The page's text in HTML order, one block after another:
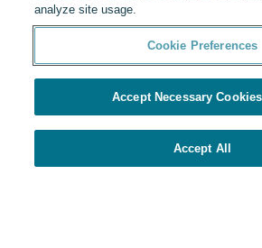
analyze site usage.
Cookie Preferences
Accept Necessary
Accept All